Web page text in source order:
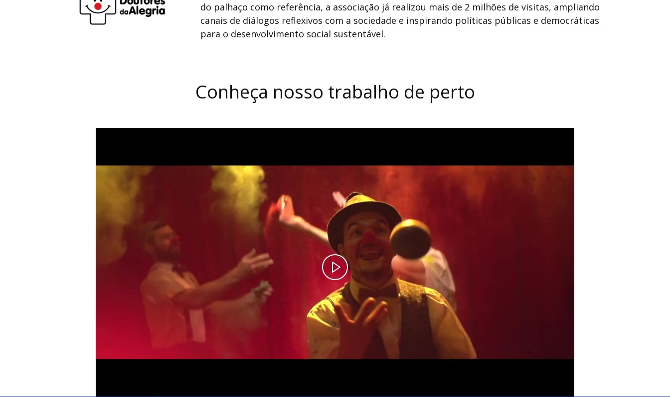
do palhaço como referência, a associação já realizou mais de 2 milhões de visitas, ampliando
canais de diálogos reflexivos com a sociedade e inspirando políticas públicas e democráticas
para o desenvolvimento social sustentável.
Conheça nosso trabalho de perto